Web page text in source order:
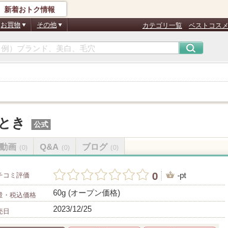
新着おトク情報
お買物 その他 カテゴリ一覧 ベストコスメ
き 公式
画 (0) Q&A (0) ブログ (0)
コミ評価 0 -pt
・税込価格 60g (オープン価格)
日 2023/12/25